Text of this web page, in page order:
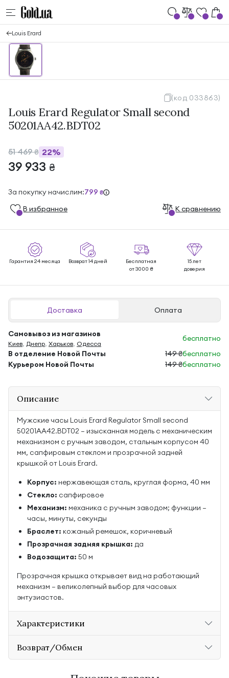
Louis Erard
(код 033863)
Louis Erard Regulator Small second
50201AA42.BDT02
51 469₴ 22%
39 933 ₴
За покупку начислим:799 ₴
В избранноe К сравнению
Гарантия 24 месяца Возврат 14 дней
Бесплатная
от 3000 ₴
15 лет
доверия
Доставка Оплата
Самовывоз из магазинов
Киев, Днепр, Харьков, Одесса
бесплатно
В отделение Новой Почты
149 ₴бесплатно
Курьером Новой Почты
149 ₴бесплатно
Описание
Мужские часы Louis Erard Regulator Small second
50201AA42.BDT02 — изысканная модель с механическим
механизмом с ручным заводом, стальным корпусом 40
мм, сапфировым стеклом и прозрачной задней
крышкой от Louis Erard.
Корпус: нержавеющая сталь, круглая форма, 40 мм
Стекло: сапфировое
Механизм: механика с ручным заводом; функции —
часы, минуты, секунды
Браслет: кожаный ремешок, коричневый
Прозрачная задняя крышка: да
Водозащита: 50 м
Прозрачная крышка открывает вид на работающий
механизм — великолепный выбор для часовых
энтузиастов.
Характеристики
Возврат/Обмен